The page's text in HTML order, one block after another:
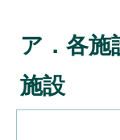
ア．各施
施設